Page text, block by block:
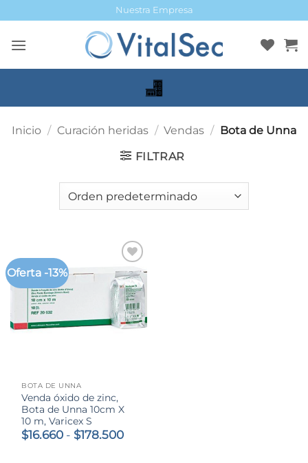
al
contenido
Nuestra Empresa
Inicio / Curación heridas / Vendas / Bota de Unna
FILTRAR
Oferta -13%
BOTA DE UNNA
Venda óxido de zinc,
Bota de Unna 10cm X
10 m, Varicex S
$16.660 - $178.500Rango